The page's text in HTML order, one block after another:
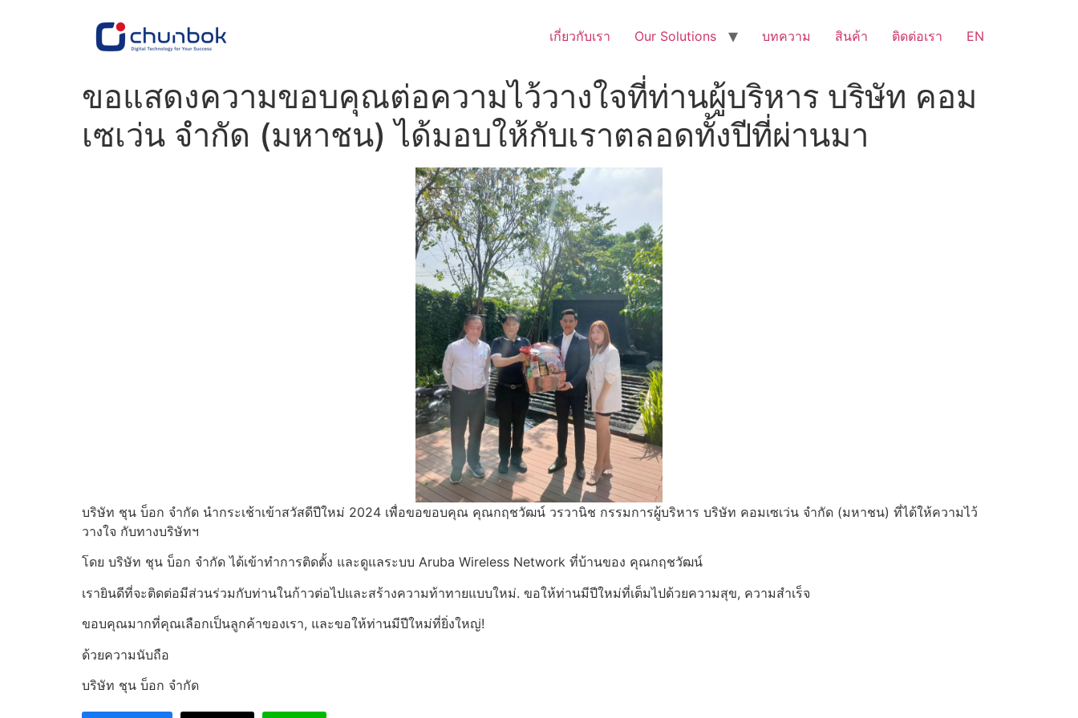
เกี่ยวกับเรา Our Solutions บทความ สินค้า ติดต่อเรา EN
ขอแสดงความขอบคุณต่อความไว้วางใจที่ท่านผู้บริหาร บริษัท คอม
เซเว่น จำกัด (มหาชน) ได้มอบให้กับเราตลอดทั้งปีที่ผ่านมา
บริษัท ชุน บ็อก จำกัด นำกระเช้าเข้าสวัสดีปีใหม่ 2024 เพื่อขอขอบคุณ คุณกฤชวัฒน์ วรวานิช กรรมการผู้บริหาร บริษัท คอมเซเว่น จำกัด (มหาชน) ที่ได้ให้ความไว้
วางใจ กับทางบริษัทฯ
โดย บริษัท ชุน บ็อก จำกัด ได้เข้าทำการติดตั้ง และดูแลระบบ Aruba Wireless Network ที่บ้านของ คุณกฤชวัฒน์
เรายินดีที่จะติดต่อมีส่วนร่วมกับท่านในก้าวต่อไปและสร้างความท้าทายแบบใหม่. ขอให้ท่านมีปีใหม่ที่เต็มไปด้วยความสุข, ความสำเร็จ
ขอบคุณมากที่คุณเลือกเป็นลูกค้าของเรา, และขอให้ท่านมีปีใหม่ที่ยิ่งใหญ่!
ด้วยความนับถือ
บริษัท ชุน บ็อก จำกัด